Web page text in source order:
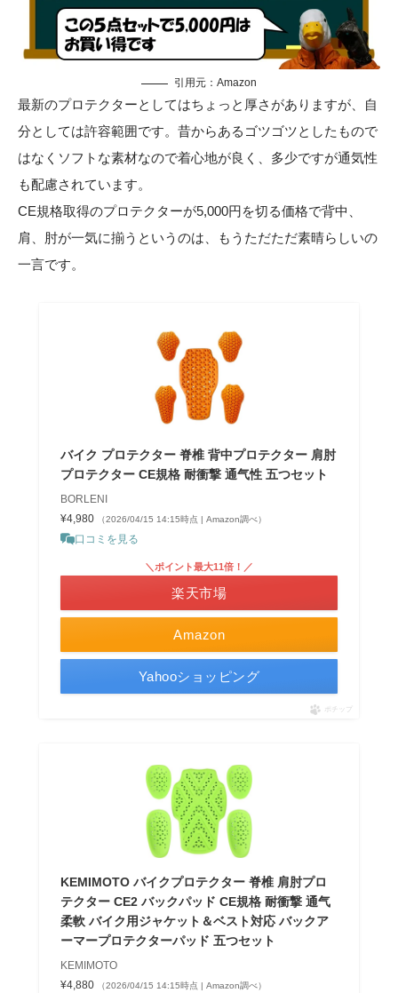
引用元： Amazon
最新のプロテクターとしてはちょっと厚さがありますが、自
分としては許容範囲です。昔からあるゴツゴツとしたもので
はなくソフトな素材なので着心地が良く、多少ですが通気性
も配慮されています。
CE規格取得のプロテクターが5,000円を切る価格で背中、
肩、肘が一気に揃うというのは、もうただただ素晴らしいの
一言です。
バイク プロテクター 脊椎 背中プロテクター 肩肘
プロテクター CE規格 耐衝撃 通气性 五つセット
BORLENI
¥4,980
（2026/04/15 14:15時点 | Amazon調べ）
口コミを見る
Amazon
＼ポイント最大11倍！／
楽天市場
Yahooショッピング
ポチップ
KEMIMOTO バイクプロテクター 脊椎 肩肘プロ
テクター CE2 バックパッド CE規格 耐衝撃 通气
柔軟 バイク用ジャケット＆ベスト対応 バックア
ーマープロテクターパッド 五つセット
KEMIMOTO
¥4,880
（2026/04/15 14:15時点 | Amazon調べ）